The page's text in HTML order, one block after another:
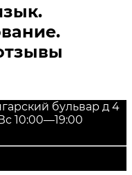
бульвар д 4
10:00—19:00